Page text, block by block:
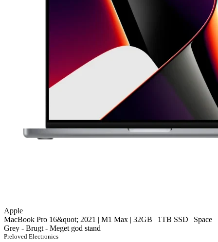
Apple
MacBook Pro 16&quot; 2021 | M1 Max | 32GB | 1TB SSD | Space
Grey - Brugt - Meget god stand
Preloved Electronics